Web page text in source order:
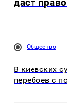
даст
Общество
В киевских
перебоев с